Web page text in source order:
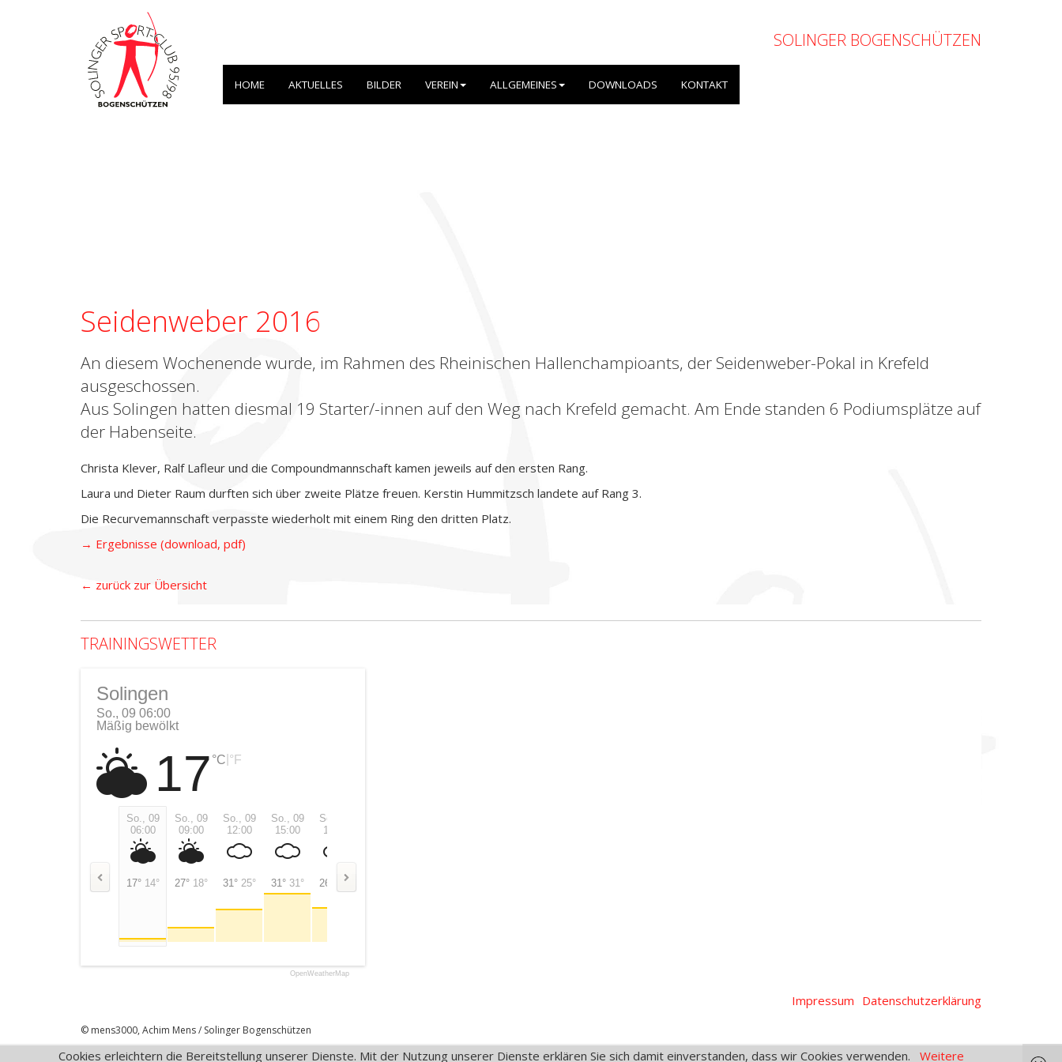
SOLINGER BOGENSCHÜTZEN
HOME AKTUELLES BILDER VEREIN ALLGEMEINES DOWNLOADS KONTAKT
Seidenweber 2016
An diesem Wochenende wurde, im Rahmen des Rheinischen Hallenchampioants, der Seidenweber-Pokal in Krefeld
ausgeschossen.
Aus Solingen hatten diesmal 19 Starter/-innen auf den Weg nach Krefeld gemacht. Am Ende standen 6 Podiumsplätze auf
der Habenseite.
Christa Klever, Ralf Lafleur und die Compoundmannschaft kamen jeweils auf den ersten Rang.
Laura und Dieter Raum durften sich über zweite Plätze freuen. Kerstin Hummitzsch landete auf Rang 3.
Die Recurvemannschaft verpasste wiederholt mit einem Ring den dritten Platz.
→ Ergebnisse (download, pdf)
← zurück zur Übersicht
TRAININGSWETTER
Solingen
So., 09 06:00
Mäßig bewölkt
17 °C °F
So., 09
06:00
17° 14°
So., 09
09:00
27° 18°
So., 09
12:00
31° 25°
So., 09
15:00
31° 31°
So., 09
18:00
26° 26°
OpenWeatherMap
Impressum Datenschutzerklärung
© mens3000, Achim Mens / Solinger Bogenschützen
Cookies erleichtern die Bereitstellung unserer Dienste. Mit der Nutzung unserer Dienste erklären Sie sich damit einverstanden, dass wir Cookies verwenden. Weitere